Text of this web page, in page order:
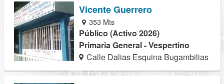
Vicente Guerrero
353 Mts
Público (Activo 2026)
Primaria General - Vespertino
Calle Dalias Esquina Bugambilias